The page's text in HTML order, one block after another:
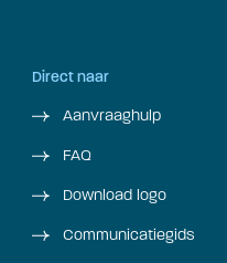
Direct naar
Aanvraaghulp
FAQ
Download logo
Communicatiegids